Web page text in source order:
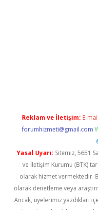
Reklam ve İletişim: E-
forumhizmeti@gmail.com
Yasal Uyarı: Sitemiz, 5651
ve İletişim Kurumu (BTK)
olarak hizmet vermektedir.
olarak denetleme veya
Ancak, üyelerimiz yazdıkları